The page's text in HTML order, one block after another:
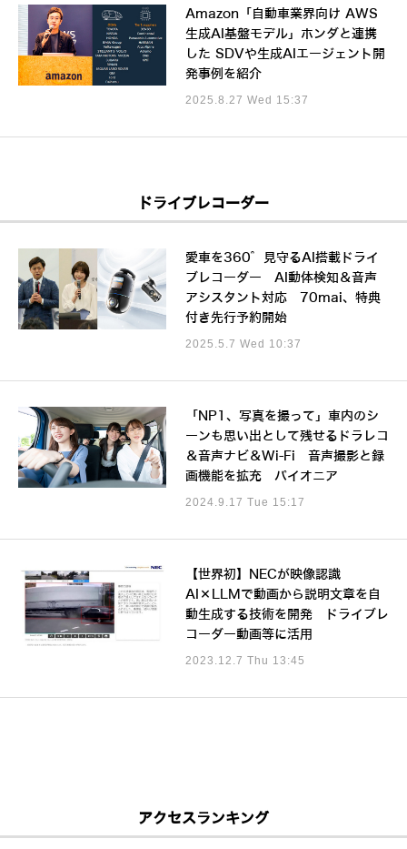
Amazon「自動車業界向け AWS
生成AI基盤モデル」ホンダと連携
した SDVや生成AIエージェント開
発事例を紹介
2025.8.27 Wed 15:37
ドライブレコーダー
愛車を360°見守るAI搭載ドライ
ブレコーダー AI動体検知＆音声
アシスタント対応 70mai、特典
付き先行予約開始
2025.5.7 Wed 10:37
「NP1、写真を撮って」車内のシ
ーンも思い出として残せるドラレコ
＆音声ナビ＆Wi-Fi 音声撮影と録
画機能を拡充 パイオニア
2024.9.17 Tue 15:17
【世界初】NECが映像認識
AI×LLMで動画から説明文章を自
動生成する技術を開発 ドライブレ
コーダー動画等に活用
2023.12.7 Thu 13:45
アクセスランキング